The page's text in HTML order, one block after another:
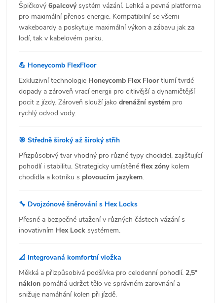
Špičkový 6palcovýsystém vázání. Lehká a pevná platforma
pro maximální přenos energie. Kompatibilní se všemi
wakeboardy a poskytuje maximální výkon a zábavu jak za
lodí, tak v kabelovém parku.
💪 Honeycomb FlexFloor
Exkluzivní technologie Honeycomb Flex Floortlumí tvrdé
dopady a zároveň vrací energii pro citlivější a dynamičtější
pocit z jízdy. Zároveň slouží jako drenážní systém pro
rychlý odvod vody.
🎯 Středně široký až široký střih
Přizpůsobivý tvar vhodný pro různé typy chodidel, zajišťující
pohodlí i stabilitu. Strategicky umístěné flex zónykolem
chodidla a kotníku s plovoucím jazykem.
🔧 Dvojzónové šněrování s Hex Locks
Přesné a bezpečné utažení v různých částech vázání s
inovativním Hex Lock systémem.
📐 Integrovaná komfortní vložka
Měkká a přizpůsobivá podšívka pro celodenní pohodlí. 2,5°
náklon pomáhá udržet tělo ve správném zarovnání a
snižuje namáhání kolen při jízdě.